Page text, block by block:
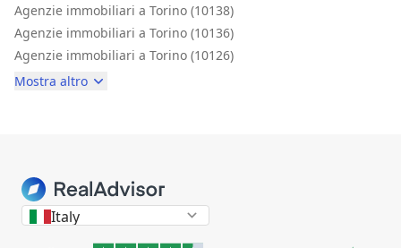
Agenzie immobiliari a Torino (10138)
Agenzie immobiliari a Torino (10136)
Agenzie immobiliari a Torino (10126)
Mostra altro
Italy